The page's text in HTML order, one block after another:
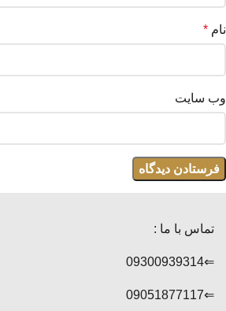
نام *
وب‌ سایت
تماس با ما :
⇐09300939314
⇐09051877117